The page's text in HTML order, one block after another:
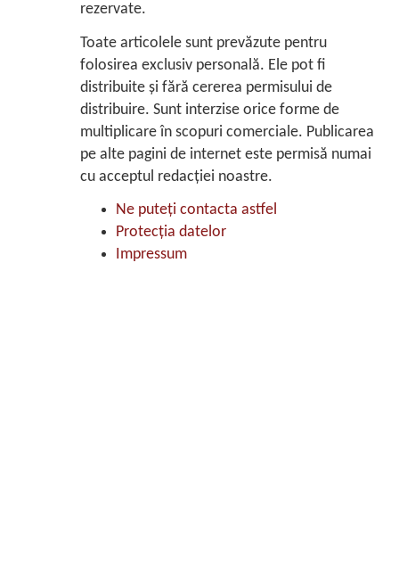
rezervate.
Toate articolele sunt prevăzute pentru
folosirea exclusiv personală. Ele pot fi
distribuite şi fără cererea permisului de
distribuire. Sunt interzise orice forme de
multiplicare în scopuri comerciale. Publicarea
pe alte pagini de internet este permisă numai
cu acceptul redacţiei noastre.
Ne puteţi contacta astfel
Protecţia datelor
Impressum